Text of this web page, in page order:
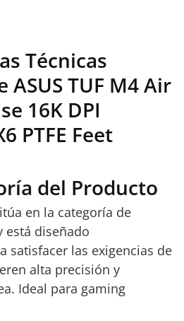
Técnicas
ASUS TUF M4 Air
16K DPI
PTFE Feet
del Producto
en la categoría de
está diseñado
satisfacer las exigencias de
alta precisión y
Ideal para gaming